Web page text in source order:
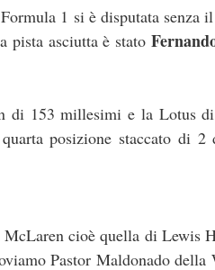
1 si è disputata senza
pista asciutta è stato
di 153 millesimi e la Lotus
posizione staccato di 2
cioè quella di Lewis
Pastor Maldonado della